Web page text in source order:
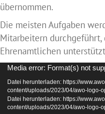
übernommen.
Die meisten Aufgaben
Mitarbeitern
Ehrenamtlichen
Video-
Player
Media error: Format(s) not
Datei herunterladen: https://
content/uploads/2023/04/awo-logo-
Datei herunterladen: https://
content/uploads/2023/04/awo-logo-